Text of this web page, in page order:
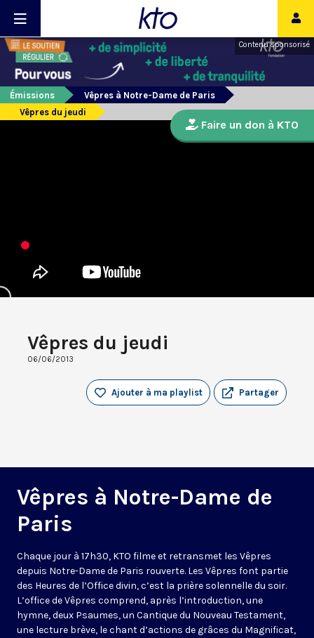
Contenu sponsorisé
Émissions
Vêpres à Notre-Dame de Paris
Vêpres du jeudi
Vêpres du jeudi
06/06/2013
Partager
Ajouter à ma playlist
Vêpres à Notre-Dame de
Paris
Chaque jour à 17h30, KTO filme et retransmet les Vêpres
depuis Notre-Dame de Paris rouverte. Les Vêpres font partie
des Heures de l’Office divin, c’est la prière solennelle du soir.
L’office de Vêpres comprend, après l’introduction, une
hymne, deux Psaumes, un Cantique du Nouveau Testament,
une lecture brève, le chant d’actions de grâces du Magnificat,
Faire un don à KTO